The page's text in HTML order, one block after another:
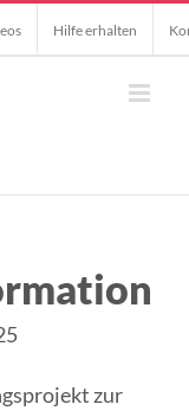
Hilfe erhalten
zur